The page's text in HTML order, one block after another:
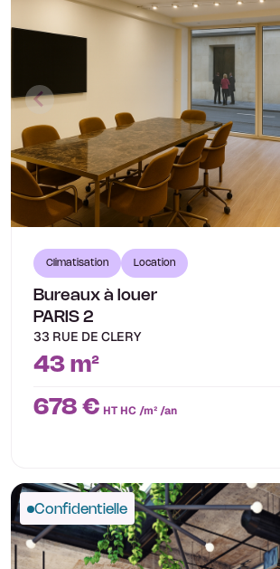
Climatisation Location
Bureaux à louer
PARIS 2
33 RUE DE CLERY
43 m²
678 € HT HC /m² /an
Confidentielle